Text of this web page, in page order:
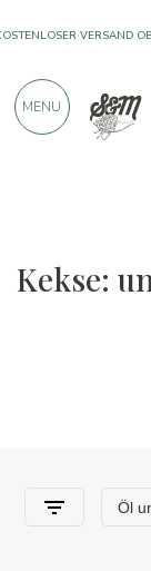
Kekse:
VERSAND
PRODUKTE VON
MENU